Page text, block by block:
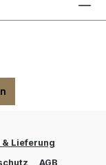
Lieferung
AGB